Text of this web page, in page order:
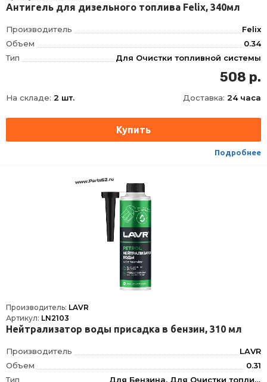
Антигель для дизельного топлива Felix, 340мл
Производитель
Felix
Объем
0.34
Тип
Для Очистки топливной системы
508 р.
На складе: 2 шт. Доставка: 24 часа
Подробнее
Производитель: LAVR
Артикул: LN2103
Нейтрализатор воды присадка в бензин, 310 мл
Производитель
LAVR
Объем
0.31
Тип
Для Бензина, Для Очистки топливной системы